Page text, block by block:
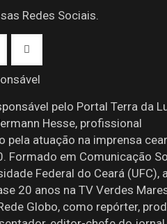
Redes Sociais.
pelo Portal Terra da
Hesse, profissional
pela atuação na imprensa
Formado em Comunicação
Federal do Ceará (UFC),
20 anos na TV Verdes
Globo, como repórter,